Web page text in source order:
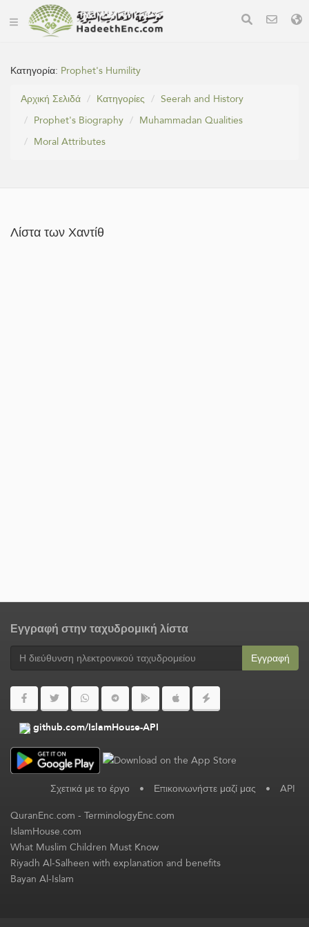
Κατηγορία: Prophet's Humility
Αρχική Σελιδά
Κατηγορίες
Seerah and History
Prophet's Biography
Muhammadan Qualities
Moral Attributes
Λίστα των Χαντίθ
Εγγραφή στην ταχυδρομική λίστα
Εγγραφή
github.com/IslamHouse-API
Σχετικά με το έργο • Επικοινωνήστε μαζί μας • API
QuranEnc.com-TerminologyEnc.com
IslamHouse.com
What Muslim Children Must Know
Riyadh Al-Salheen with explanation and benefits
Bayan Al-Islam